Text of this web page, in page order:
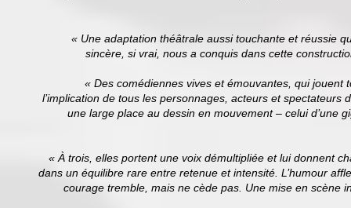
« Une adaptation théâtrale aussi touchante et réussie
sincère, si vrai, nous a conquis dans cette
« Des comédiennes vives et émouvantes, qui
l’implication de tous les personnages, acteurs et
une large place au dessin en mouvement – celui d’une
« À trois, elles portent une voix démultipliée et lui donnent
dans un équilibre rare entre retenue et intensité. L’humour
courage tremble, mais ne cède pas. Une mise en scène